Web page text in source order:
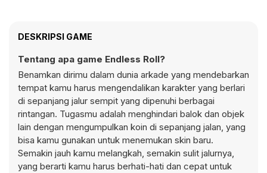
DESKRIPSI GAME
Tentang apa game Endless Roll?
Benamkan dirimu dalam dunia arkade yang mendebarkan
tempat kamu harus mengendalikan karakter yang berlari
di sepanjang jalur sempit yang dipenuhi berbagai
rintangan. Tugasmu adalah menghindari balok dan objek
lain dengan mengumpulkan koin di sepanjang jalan, yang
bisa kamu gunakan untuk menemukan skin baru.
Semakin jauh kamu melangkah, semakin sulit jalurnya,
yang berarti kamu harus berhati-hati dan cepat untuk